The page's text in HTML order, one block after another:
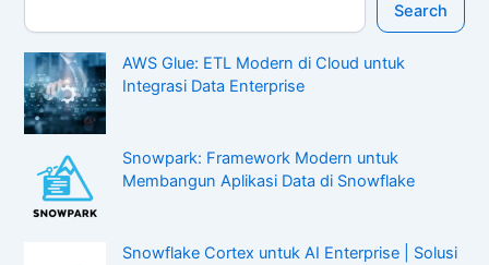
Search
AWS Glue: ETL Modern di Cloud untuk
Integrasi Data Enterprise
Snowpark: Framework Modern untuk
Membangun Aplikasi Data di Snowflake
Snowflake Cortex untuk AI Enterprise | Solusi